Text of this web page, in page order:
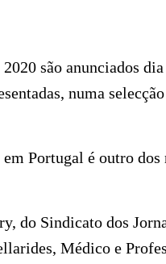
são anunciados
numa
Portugal é outro
do Sindicato dos
Médico e